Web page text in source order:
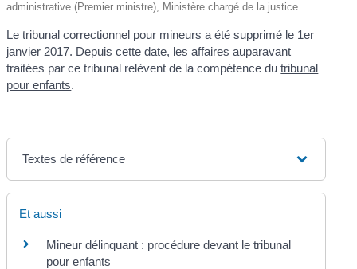
administrative (Premier ministre), Ministère chargé de la justice
Le tribunal correctionnel pour mineurs a été supprimé le 1er
janvier 2017. Depuis cette date, les affaires auparavant
traitées par ce tribunal relèvent de la compétence dutribunal
pour enfants.
Textes de référence
Et aussi
Mineur délinquant : procédure devant le tribunal
pour enfants